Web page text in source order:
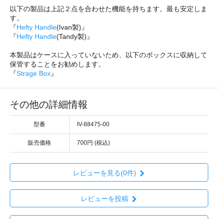
以下の製品は上記２点を合わせた機能を持ちます。最も安定しま
す。
『Hefty Handle(Ivan製)』
『Hefty Handle(Tandy製)』
本製品はケースに入っていないため、以下のボックスに収納して
保管することをお勧めします。
『Strage Box』
その他の詳細情報
型番 IV-88475-00
販売価格 700円 (税込)
レビューを見る(0件)
レビューを投稿